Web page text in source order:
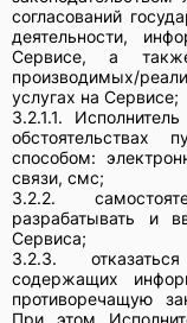
согласований
деятельности,
Сервисе, а
производимых/
услугах на Сервисе;
3.2.1.1.
способом:
связи, смс;
3.2.2.
разрабатывать и
Сервиса;
3.2.3.
содержащих
противоречащую
При этом